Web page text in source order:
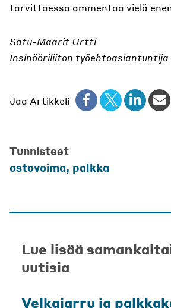
tarvittaessa ammentaa vielä
Satu-Maarit Urtti
Insinööriliiton työehtoasiantuntija
Jaa Artikkeli
Tunnisteet
ostovoima, palkka
Lue lisää
uutisia
Velkajarru ja